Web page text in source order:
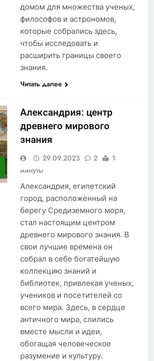
домом для множества ученых,
философов и астрономов,
которые собрались здесь,
чтобы исследовать и
расширить границы своего
знания.
Читать далее
Александрия: центр
древнего мирового
знания
29.09.2023 2
1
минуты
Александрия, египетский
город, расположенный на
берегу Средиземного моря,
стал настоящим центром
древнего мирового знания. В
свои лучшие времена он
собрал в себе богатейшую
коллекцию знаний и
библиотек, привлекая ученых,
учеников и посетителей со
всего мира. Здесь, в сердце
античного мира, слились
вместе мысли и идеи,
обогащая человеческое
разумение и культуру.